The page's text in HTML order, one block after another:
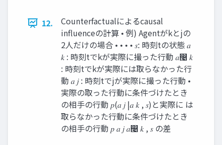
12.
Counterfactualによるcausal
influenceの計算 • 例) Agentがkとjの
2人だけの場合 • • • • 𝑠: 時刻tの状態 𝑎
𝑘 : 時刻tでkが実際に撮った行動 𝑎෤ 𝑘
: 時刻tでkが実際には取らなかった行
動 𝑎 𝑗 : 時刻tでjが実際に撮った行動 •
実際の取った行動に条件づけたとき
の相手の行動 𝑝(𝑎 𝑗 |𝑎 𝑘 , 𝑠)と実際に は
取らなかった行動に条件づけたとき
の相手の行動 𝑝 𝑎 𝑗 𝑎෤ 𝑘 , 𝑠 の差